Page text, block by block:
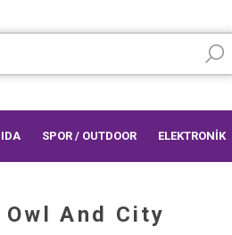
SPOR / OUTDOOR ELEKTRONİK
Owl And City